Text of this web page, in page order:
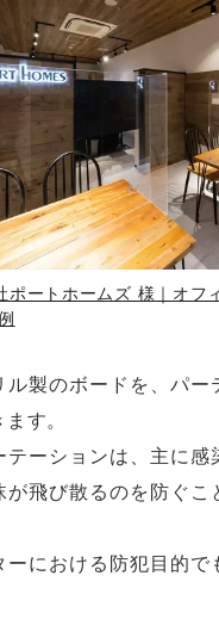
ポートホームズ 様｜オフ
ル製のボードを、パー
す。
テーションは、主に感
が飛び散るのを防ぐこ
ーにおける防犯目的で